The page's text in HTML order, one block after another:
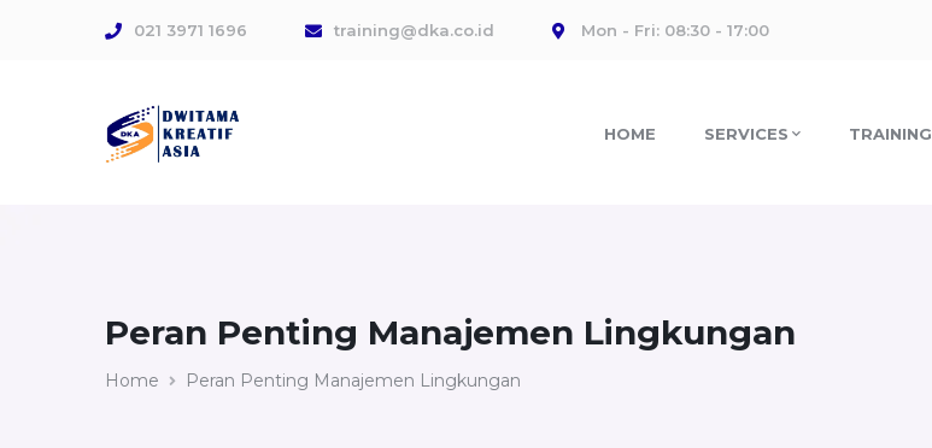
021 3971 1696 training@dka.co.id Mon - Fri: 08:30 - 17:00
HOME SERVICES TRAINING
Peran Penting Manajemen Lingkungan
Home Peran Penting Manajemen Lingkungan